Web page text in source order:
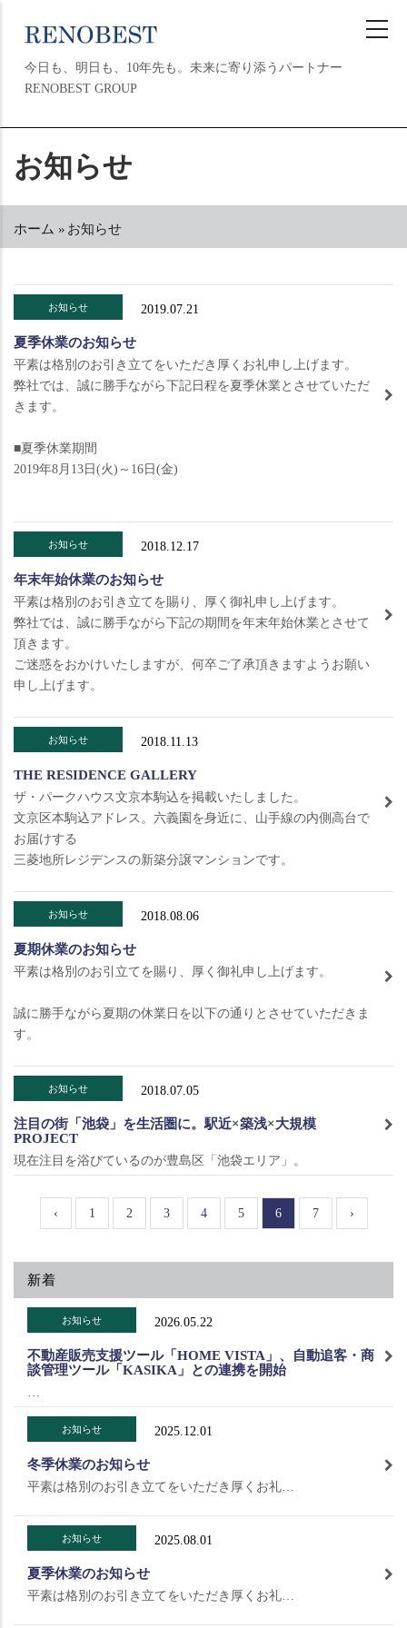
今日も、明日も、10年先も。未来に寄り添うパートナー
RENOBEST GROUP
MAIN
NAVIGATION
お知らせ
パ
く
ホーム » お知らせ
お知らせ 2019.07.21
夏季休業のお知らせ
平素は格別のお引き立てをいただき厚くお礼申し上げます。
弊社では、誠に勝手ながら下記日程を夏季休業とさせていただ
きます。
■夏季休業期間
2019年8月13日(火)～16日(金)
お知らせ 2018.12.17
年末年始休業のお知らせ
平素は格別のお引き立てを賜り、厚く御礼申し上げます。
弊社では、誠に勝手ながら下記の期間を年末年始休業とさせて
頂きます。
ご迷惑をおかけいたしますが、何卒ご了承頂きますようお願い
申し上げます。
お知らせ 2018.11.13
THE RESIDENCE GALLERY
ザ・パークハウス文京本駒込を掲載いたしました。
文京区本駒込アドレス。六義園を身近に、山手線の内側高台で
お届けする
三菱地所レジデンスの新築分譲マンションです。
お知らせ 2018.08.06
夏期休業のお知らせ
平素は格別のお引立てを賜り、厚く御礼申し上げます。
誠に勝手ながら夏期の休業日を以下の通りとさせていただきま
す。
お知らせ 2018.07.05
注目の街「池袋」を生活圏に。駅近×築浅×大規模
PROJECT
現在注目を浴びているのが豊島区「池袋エリア」。
送
り
前
ジ
‹ Page
1 Page
2 Page
3 Page
4 Page
5
カ
ペ
6 Page
7
次
へ
›
新着
お知らせ 2026.05.22
不動産販売支援ツール「HOME VISTA」、自動追客・商
談管理ツール「KASIKA」との連携を開始
お知らせ 2025.12.01
冬季休業のお知らせ
平素は格別のお引き立てをいただき厚くお礼…
お知らせ 2025.08.01
夏季休業のお知らせ
平素は格別のお引き立てをいただき厚くお礼…